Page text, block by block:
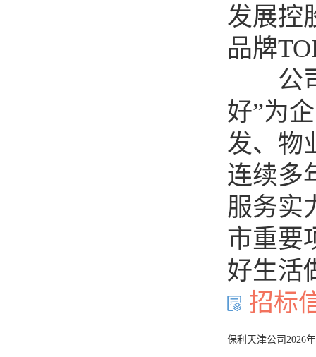
发展控
品牌
公司
好”为
发、物
连续多
服务实
市重要
好生活
招标
保利天津公司2026